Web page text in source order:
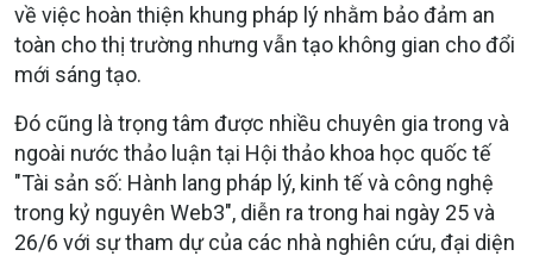
về việc hoàn thiện khung pháp lý nhằm bảo đảm an
toàn cho thị trường nhưng vẫn tạo không gian cho đổi
mới sáng tạo.
Đó cũng là trọng tâm được nhiều chuyên gia trong và
ngoài nước thảo luận tại Hội thảo khoa học quốc tế
"Tài sản số: Hành lang pháp lý, kinh tế và công nghệ
trong kỷ nguyên Web3", diễn ra trong hai ngày 25 và
26/6 với sự tham dự của các nhà nghiên cứu, đại diện